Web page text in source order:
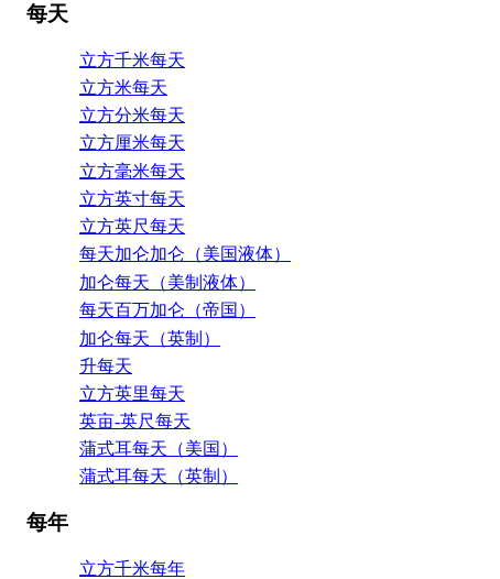
每天
立方千米每天
立方米每天
立方分米每天
立方厘米每天
立方毫米每天
立方英寸每天
立方英尺每天
每天加仑加仑（美国液体）
加仑每天（美制液体）
每天百万加仑（帝国）
加仑每天（英制）
升每天
立方英里每天
英亩-英尺每天
蒲式耳每天（美国）
蒲式耳每天（英制）
每年
立方千米每年